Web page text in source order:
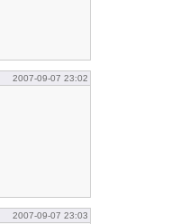
2007-09-07 23:02
2007-09-07 23:03